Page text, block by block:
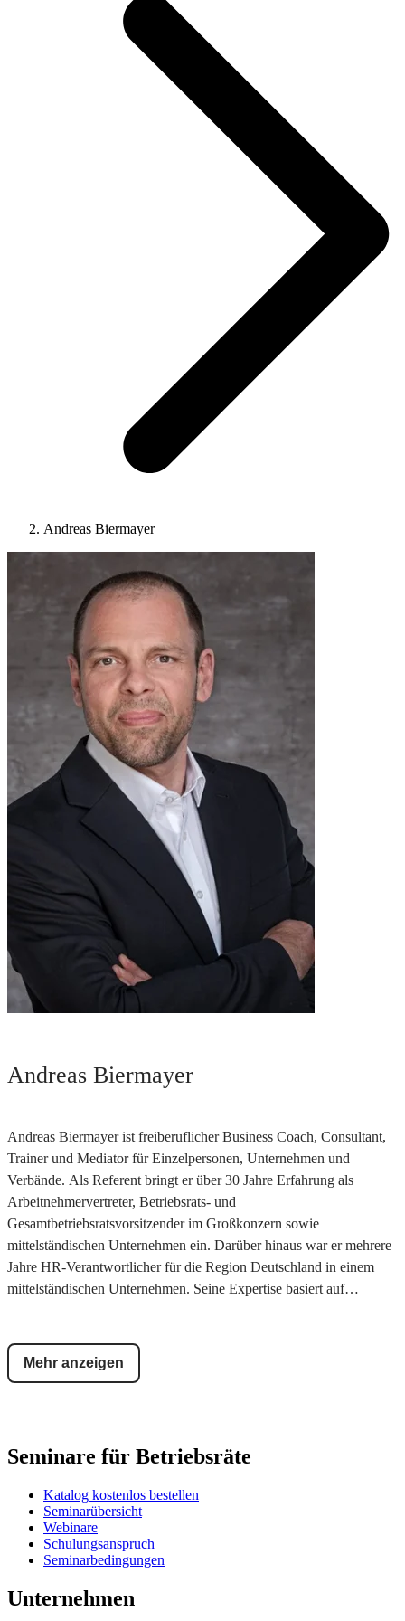
Andreas Biermayer
Andreas Biermayer
Andreas Biermayer ist freiberuflicher Business Coach, Consultant,
Trainer und Mediator für Einzelpersonen, Unternehmen und
Verbände. Als Referent bringt er über 30 Jahre Erfahrung als
Arbeitnehmervertreter, Betriebsrats- und
Gesamtbetriebsratsvorsitzender im Großkonzern sowie
mittelständischen Unternehmen ein. Darüber hinaus war er mehrere
Jahre HR-Verantwortlicher für die Region Deutschland in einem
mittelständischen Unternehmen. Seine Expertise basiert auf
Change-Management. Er war langjähriges Mitglied der Tarif- und
Hintergrundkommission der IG Metall Baden-Württemberg und ist
Mehr anzeigen
Seminare für Betriebsräte
Katalog kostenlos bestellen
Seminarübersicht
Webinare
Schulungsanspruch
Seminarbedingungen
Unternehmen